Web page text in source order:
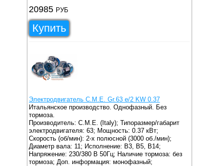
20985 РУБ
Купить
Электродвигатель C.M.E. Gr.63 e/2 KW 0.37
Итальянское производство. Однофазный. Без
тормоза.
Производитель: C.M.E. (Italy); Типоразмер/габарит
электродвигателя: 63; Мощность: 0.37 кВт;
Скорость (об/мин): 2-х полюсной (3000 об./мин);
Диаметр вала: 11; Исполнение: B3, B5, B14;
Напряжение: 230/380 В 50Гц; Наличие тормоза: без
тормоза; Доп. информация: монофазный;